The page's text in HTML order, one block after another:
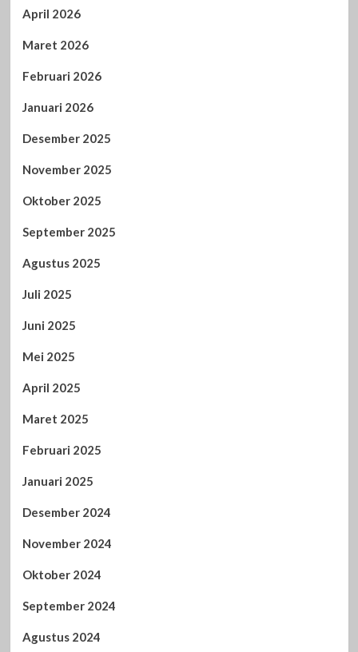
April 2026
Maret 2026
Februari 2026
Januari 2026
Desember 2025
November 2025
Oktober 2025
September 2025
Agustus 2025
Juli 2025
Juni 2025
Mei 2025
April 2025
Maret 2025
Februari 2025
Januari 2025
Desember 2024
November 2024
Oktober 2024
September 2024
Agustus 2024